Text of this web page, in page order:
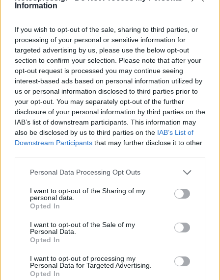
Information
If you wish to opt-out of the sale, sharing to third parties, or
processing of your personal or sensitive information for
targeted advertising by us, please use the below opt-out
section to confirm your selection. Please note that after your
opt-out request is processed you may continue seeing
interest-based ads based on personal information utilized by
us or personal information disclosed to third parties prior to
your opt-out. You may separately opt-out of the further
disclosure of your personal information by third parties on the
IAB’s list of downstream participants. This information may
also be disclosed by us to third parties on the IAB’s List of
Downstream Participants that may further disclose it to other
Personal Data Processing Opt Outs
I want to opt-out of the Sharing of my
personal data.
Opted In
I want to opt-out of the Sale of my
Personal Data.
Opted In
I want to opt-out of processing my
Personal Data for Targeted Advertising.
Opted In
Τρίπολη: «Μαϊμού» υπάλληλοι του ΔΕΔΔΗΕ
εξαπατούσαν πολίτες – 40.000 ευρώ η λεία
05/08/2026 21:14
Αναστάτωση στην Αμαλιάδα: Άνδρας
πυροβολούσε στα τυφλά έξω από σπίτι
ηλικιωμένης